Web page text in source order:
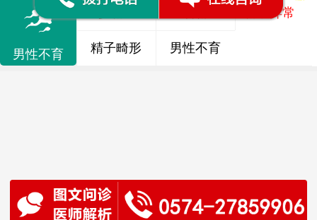
男性不育
弱精 精液异常
精子畸形 男性不育